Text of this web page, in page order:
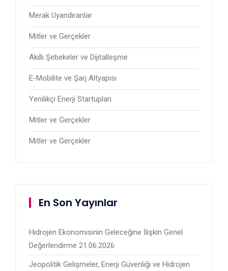
Merak Uyandıranlar
Mitler ve Gerçekler
Akıllı Şebekeler ve Dijitalleşme
E-Mobilite ve Şarj Altyapısı
Yenilikçi Enerji Startupları
Mitler ve Gerçekler
Mitler ve Gerçekler
En Son Yayınlar
Hidrojen Ekonomisinin Geleceğine İlişkin Genel
Değerlendirme 21.06.2026
Jeopolitik Gelişmeler, Enerji Güvenliği ve Hidrojen